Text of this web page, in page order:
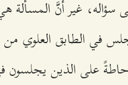
سؤاله، غير أنَّ
الطابق العلوي من
على الذين يجلسون